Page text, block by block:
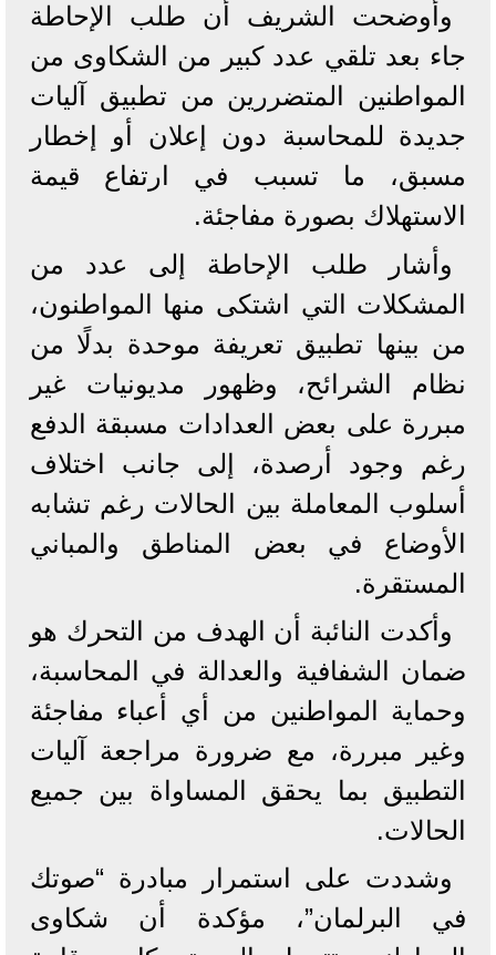
وأوضحت الشريف أن طلب الإحاطة
جاء بعد تلقي عدد كبير من الشكاوى من
المواطنين المتضررين من تطبيق آليات
جديدة للمحاسبة دون إعلان أو إخطار
مسبق، ما تسبب في ارتفاع قيمة
الاستهلاك بصورة مفاجئة.
وأشار طلب الإحاطة إلى عدد من
المشكلات التي اشتكى منها المواطنون،
من بينها تطبيق تعريفة موحدة بدلًا من
نظام الشرائح، وظهور مديونيات غير
مبررة على بعض العدادات مسبقة الدفع
رغم وجود أرصدة، إلى جانب اختلاف
أسلوب المعاملة بين الحالات رغم تشابه
الأوضاع في بعض المناطق والمباني
المستقرة.
وأكدت النائبة أن الهدف من التحرك هو
ضمان الشفافية والعدالة في المحاسبة،
وحماية المواطنين من أي أعباء مفاجئة
وغير مبررة، مع ضرورة مراجعة آليات
التطبيق بما يحقق المساواة بين جميع
الحالات.
وشددت على استمرار مبادرة “صوتك
في البرلمان”، مؤكدة أن شكاوى